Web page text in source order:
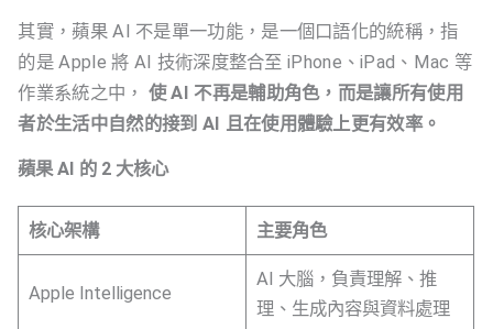
其實，蘋果 AI 不是單一功能，是一個口語化的統稱，指
的是 Apple 將 AI 技術深度整合至 iPhone、iPad、Mac 等
作業系統之中， 使 AI 不再是輔助角色，而是讓所有使用
者於生活中自然的接到 AI 且在使用體驗上更有效率。
蘋果 AI 的 2 大核心
核心架構 主要角色
Apple Intelligence
AI 大腦，負責理解、推
理、生成內容與資料處理